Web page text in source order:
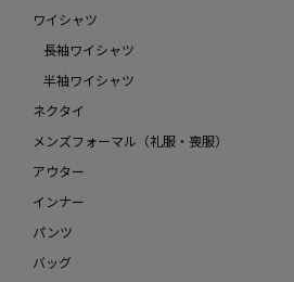
ワイシャツ
長袖ワイシャツ
半袖ワイシャツ
ネクタイ
メンズフォーマル（礼服・喪服）
アウター
インナー
パンツ
バッグ